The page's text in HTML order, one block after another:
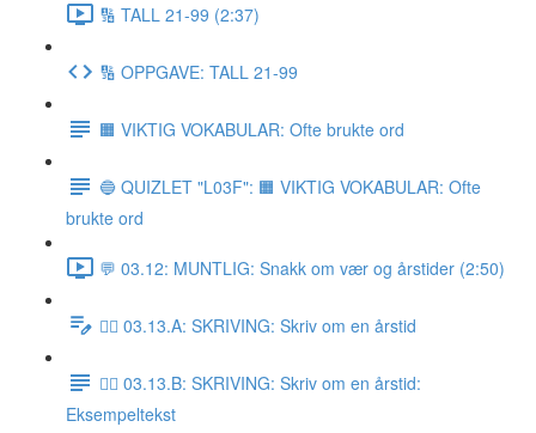
🔢 TALL 21-99 (2:37)
🔢 OPPGAVE: TALL 21-99
🟧 VIKTIG VOKABULAR: Ofte brukte ord
🔵 QUIZLET "L03F": 🟧 VIKTIG VOKABULAR: Ofte
brukte ord
💬 03.12: MUNTLIG: Snakk om vær og årstider (2:50)
✍🏼 03.13.A: SKRIVING: Skriv om en årstid
✍🏼 03.13.B: SKRIVING: Skriv om en årstid:
Eksempeltekst